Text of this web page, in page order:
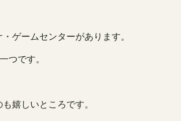
ゲームセンターがあります。
つです。
嬉しいところです。